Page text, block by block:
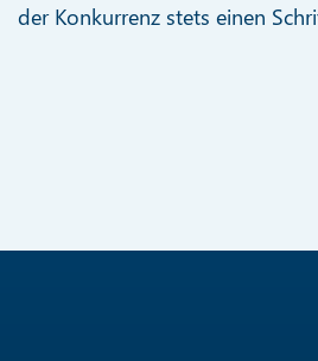
der Konkurrenz stets einen